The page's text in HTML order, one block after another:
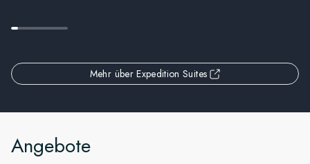
Mehr über Expedition Suites
Angebote